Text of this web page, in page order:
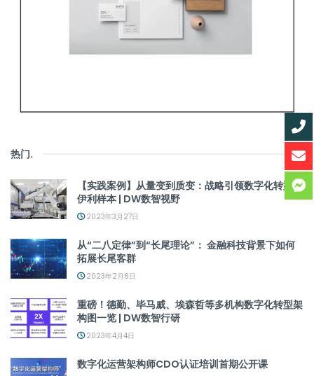
热门.
【实践案例】从量变到质变：战略引领数字化转型的
伊利样本 | DW数智视野
2023年3月27日
从“二八定律”到“长尾理论”： 金融科技背景下如何
拓展长尾客群
2023年2月6日
重磅！德勤、毕马威、埃森哲等多机构数字化转型架
构图一览 | DW数智行研
2023年4月4日
数字化运营架构师CDO认证培训首期公开课